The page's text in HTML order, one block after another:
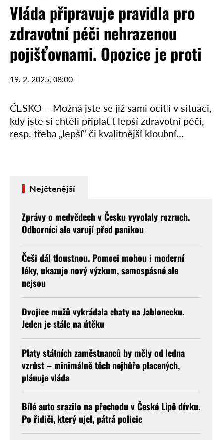
Vláda připravuje pravidla pro
zdravotní péči nehrazenou
pojišťovnami. Opozice je proti
19. 2. 2025, 08:00
ČESKO – Možná jste se již sami ocitli v situaci,
kdy jste si chtěli připlatit lepší zdravotní péči,
resp. třeba „lepší“ či kvalitnější kloubní
Nejčtenější
Zprávy o medvědech v Česku vyvolaly rozruch.
Odborníci ale varují před panikou
Češi dál tloustnou. Pomoci mohou i moderní
léky, ukazuje nový výzkum, samospásné ale
nejsou
Dvojice mužů vykrádala chaty na Jablonecku.
Jeden je stále na útěku
Platy státních zaměstnanců by měly od ledna
vzrůst – minimálně těch nejhůře placených,
plánuje vláda
Bílé auto srazilo na přechodu v České Lípě dívku.
Po řidiči, který ujel, pátrá policie